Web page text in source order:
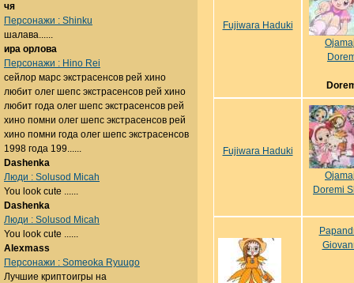
Fujiwara Haduki
Fujiwara Haduki
Doremi
чя
Персонажи : Shinku
шалава......
ира орлова
Персонажи : Hino Rei
сейлор марс экстрасенсов рей хино
любит олег шепс экстрасенсов рей хино
любит года олег шепс экстрасенсов рей
хино помни олег шепс экстрасенсов рей
хино помни года олег шепс экстрасенсов
1998 года 199......
Dashenka
Люди : Solusod Micah
You look cute ......
Dashenka
Люди : Solusod Micah
You look cute ......
Alexmass
Персонажи : Someoka Ryuugo
Лучшие криптоигры на